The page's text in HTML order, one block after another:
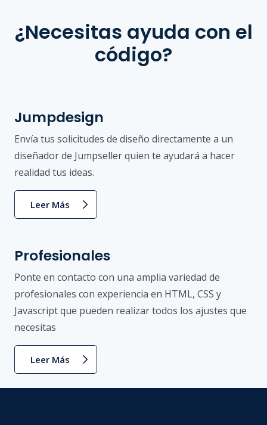
¿Necesitas ayuda con el
código?
Jumpdesign
Envía tus solicitudes de diseño directamente a un
diseñador de Jumpseller quien te ayudará a hacer
realidad tus ideas.
Leer Más
Profesionales
Ponte en contacto con una amplia variedad de
profesionales con experiencia en HTML, CSS y
Javascript que pueden realizar todos los ajustes que
necesitas
Leer Más